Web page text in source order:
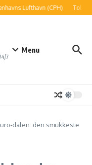
Lufthavn (CPH) Told
7
Menu
dalen: den smukkeste